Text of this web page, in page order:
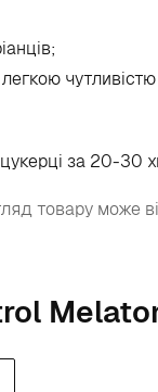
за 20-30
товару може